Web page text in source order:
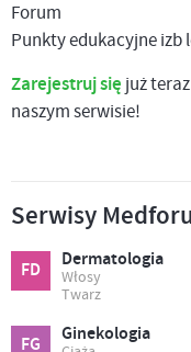
Forum
Punkty edukacyjne izb
Zarejestruj się już
naszym serwisie!
Serwisy
FD Dermatologia
Włosy
Twarz
FG Ginekologia